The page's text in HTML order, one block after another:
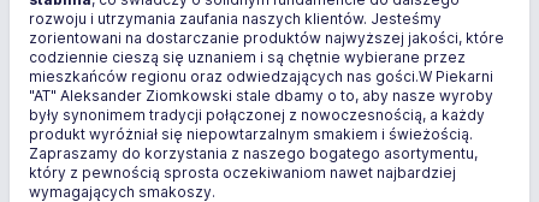
rozwoju i utrzymania zaufania naszych klientów. Jesteśmy
zorientowani na dostarczanie produktów najwyższej jakości, które
codziennie cieszą się uznaniem i są chętnie wybierane przez
mieszkańców regionu oraz odwiedzających nas gości.W Piekarni
"AT" Aleksander Ziomkowski stale dbamy o to, aby nasze wyroby
były synonimem tradycji połączonej z nowoczesnością, a każdy
produkt wyróżniał się niepowtarzalnym smakiem i świeżością.
Zapraszamy do korzystania z naszego bogatego asortymentu,
który z pewnością sprosta oczekiwaniom nawet najbardziej
wymagających smakoszy.